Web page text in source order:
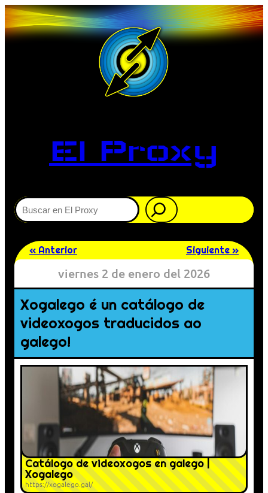
El Proxy
Buscar
« Anterior Siguiente »
viernes 2 de enero del 2026
Xogalego é un catálogo de
videoxogos traducidos ao
galego!
Catálogo de videoxogos en galego |
Xogalego
https://xogalego.gal/